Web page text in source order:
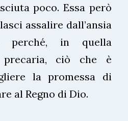
poco. Essa però
assalire dall’ansia
perché, in quella
precaria, ciò che è
la promessa di
al Regno di Dio.